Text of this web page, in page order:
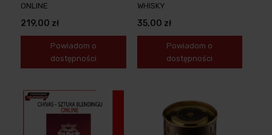
ONLINE
219,00 zł
Powiadom o
dostępności
WHISKY
35,00 zł
Powiadom o
dostępności